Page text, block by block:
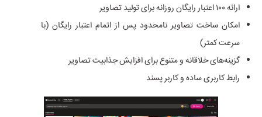
ارائه ۱۰۰ اعتبار رایگان روزانه برای تولید تصاویر
امکان ساخت تصاویر نامحدود پس از اتمام اعتبار رایگان (با
سرعت کمتر)
گزینه‌های خلاقانه و متنوع برای افزایش جذابیت تصاویر
رابط کاربری ساده و کاربر پسند